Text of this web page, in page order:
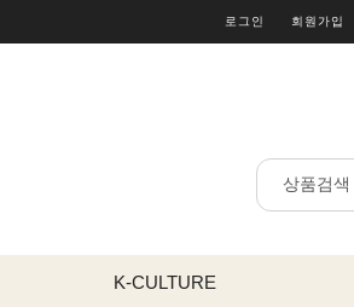
로그인 회원가입
K-CULTURE